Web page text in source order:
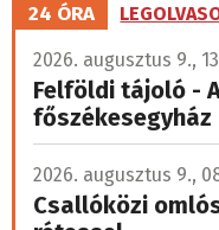
24 ÓRA
2026. augusztus 9.,
Felföldi tájoló -
főszékesegyház
2026. augusztus 9.,
Csallóközi